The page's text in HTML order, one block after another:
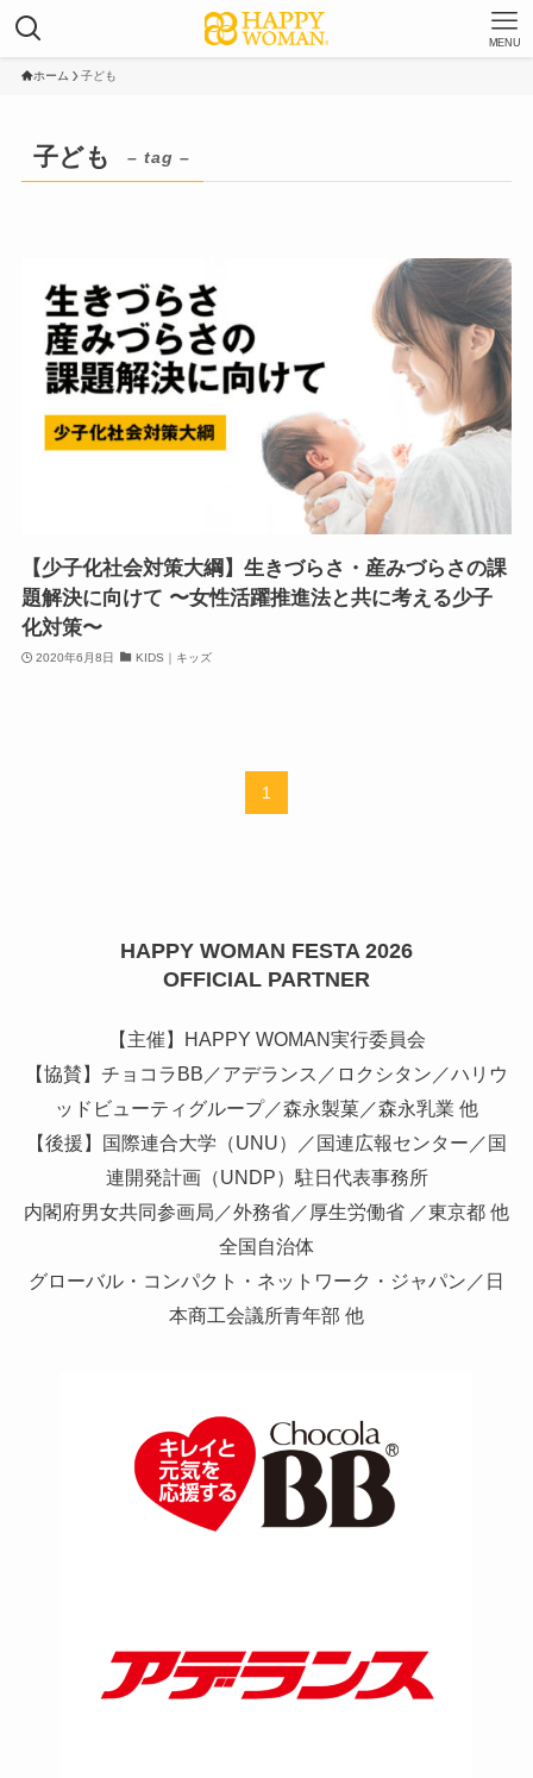
MENU
ホーム 子ども
子ども – tag –
【少子化社会対策大綱】生きづらさ・産みづらさの課
題解決に向けて 〜女性活躍推進法と共に考える少子
化対策〜
2020年6月8日 KIDS｜キッズ
1
HAPPY WOMAN FESTA 2026
OFFICIAL PARTNER
【主催】HAPPY WOMAN実行委員会
【協賛】チョコラBB／アデランス／ロクシタン／ハリウ
ッドビューティグループ／森永製菓／森永乳業 他
【後援】国際連合大学（UNU）／国連広報センター／国
連開発計画（UNDP）駐日代表事務所
内閣府男女共同参画局／外務省／厚生労働省 ／東京都 他
全国自治体
グローバル・コンパクト・ネットワーク・ジャパン／日
本商工会議所青年部 他